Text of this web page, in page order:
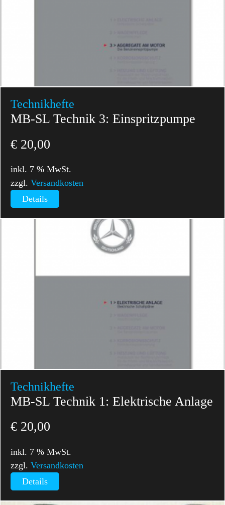
Technikhefte
MB-SL Technik 3: Einspritzpumpe
€ 20,00
inkl. 7 % MwSt.
zzgl.Versandkosten
Details
Technikhefte
MB-SL Technik 1: Elektrische Anlage
€ 20,00
inkl. 7 % MwSt.
zzgl.Versandkosten
Details